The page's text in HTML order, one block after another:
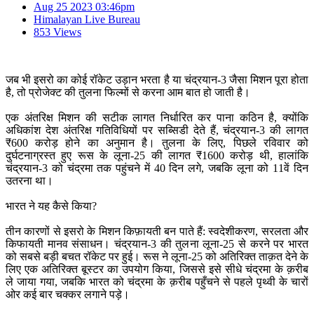
Aug 25 2023 03:46pm
Himalayan Live Bureau
853 Views
जब भी इसरो का कोई रॉकेट उड़ान भरता है या चंद्रयान-3 जैसा मिशन पूरा होता
है, तो प्रोजेक्ट की तुलना फिल्मों से करना आम बात हो जाती है।
एक अंतरिक्ष मिशन की सटीक लागत निर्धारित कर पाना कठिन है, क्योंकि
अधिकांश देश अंतरिक्ष गतिविधियों पर सब्सिडी देते हैं, चंद्रयान-3 की लागत
₹600 करोड़ होने का अनुमान है। तुलना के लिए, पिछले रविवार को
दुर्घटनाग्रस्त हुए रूस के लूना-25 की लागत ₹1600 करोड़ थी, हालांकि
चंद्रयान-3 को चंद्रमा तक पहुंचने में 40 दिन लगे, जबकि लूना को 11वें दिन
उतरना था।
भारत ने यह कैसे किया?
तीन कारणों से इसरो के मिशन किफ़ायती बन पाते हैं: स्वदेशीकरण, सरलता और
किफायती मानव संसाधन। चंद्रयान-3 की तुलना लूना-25 से करने पर भारत
को सबसे बड़ी बचत रॉकेट पर हुई। रूस ने लूना-25 को अतिरिक्त ताक़त देने के
लिए एक अतिरिक्त बूस्टर का उपयोग किया, जिससे इसे सीधे चंद्रमा के क़रीब
ले जाया गया, जबकि भारत को चंद्रमा के क़रीब पहुँचने से पहले पृथ्वी के चारों
ओर कई बार चक्कर लगाने पड़े।